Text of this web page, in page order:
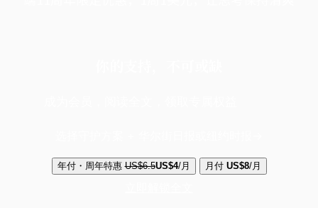
年付・周年特惠 US$6.5US$4/月 月付 US$8/月